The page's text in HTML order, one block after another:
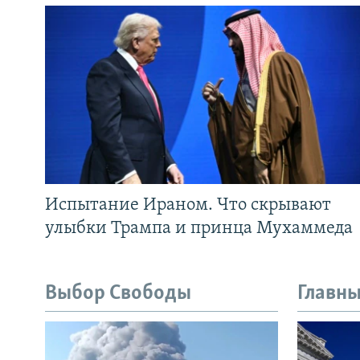
Испытание Ираном. Что скрывают
улыбки Трампа и принца Мухаммеда
Выбор Свободы